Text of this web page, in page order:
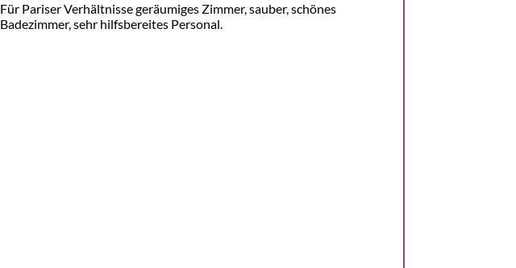
Für Pariser Verhältnisse geräumiges Zimmer, sauber, schönes
Badezimmer, sehr hilfsbereites Personal.